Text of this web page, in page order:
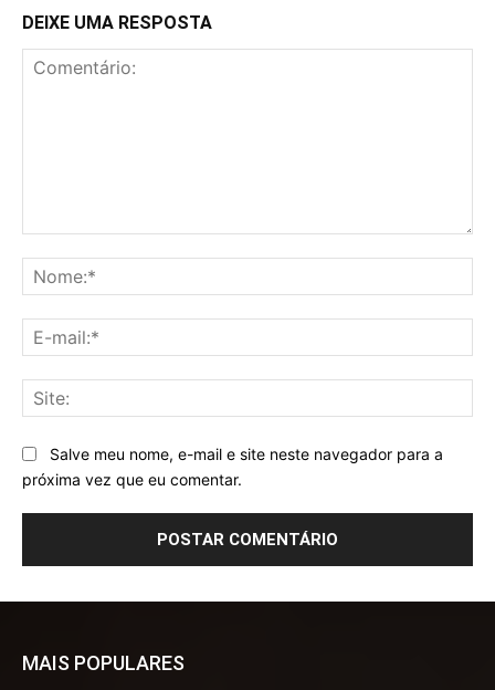
DEIXE UMA RESPOSTA
Salve meu nome, e-mail e site neste navegador para a
próxima vez que eu comentar.
MAIS POPULARES